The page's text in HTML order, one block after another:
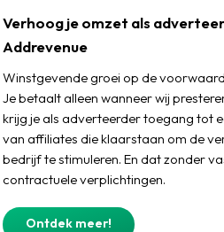
Verhoog je omzet als
Addrevenue
Winstgevende groei op de
Je betaalt alleen wanneer wij
krijg je als adverteerder toegang tot
van affiliates die klaarstaan om de
bedrijf te stimuleren. En dat zonder
contractuele verplichtingen.
Ontdek meer!